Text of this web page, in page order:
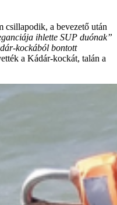
csillapodik, a bevezető után
ihlette SUP duónak”
kockából bontott
a Kádár-kockát, talán a